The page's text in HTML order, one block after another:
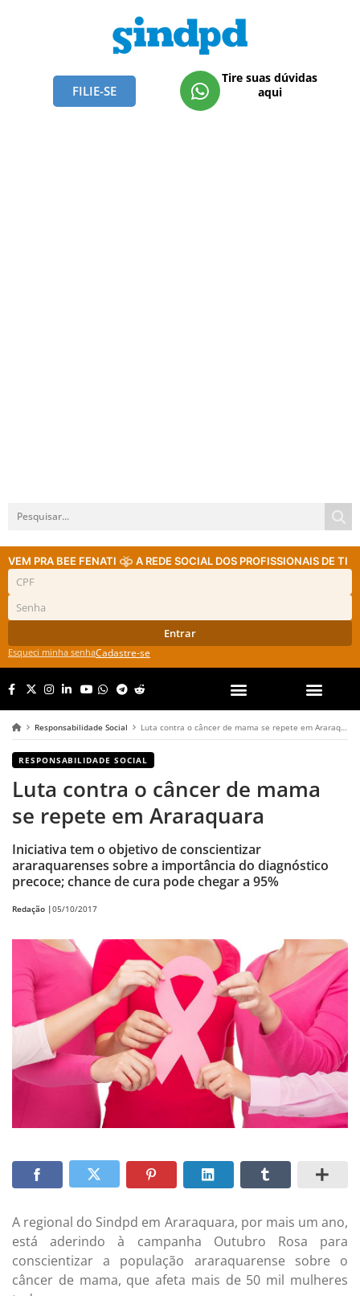
FILIE-SE
Tire suas dúvidas
aqui
VEM PRA BEE FENATI A REDE SOCIAL DOS PROFISSIONAIS DE TI
Entrar
Esqueci minha senhaCadastre-se
Responsabilidade Social Luta contra o câncer de mama se repete em Araraquara
RESPONSABILIDADE SOCIAL
Luta contra o câncer de mama
se repete em Araraquara
Iniciativa tem o objetivo de conscientizar
araraquarenses sobre a importância do diagnóstico
precoce; chance de cura pode chegar a 95%
Redação |05/10/2017
A regional do Sindpd em Araraquara, por mais um ano,
está aderindo à campanha Outubro Rosa para
conscientizar a população araraquarense sobre o
câncer de mama, que afeta mais de 50 mil mulheres